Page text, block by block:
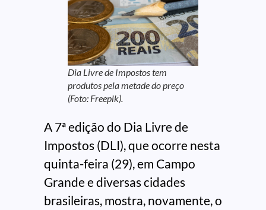
Dia Livre de Impostos tem
produtos pela metade do preço
(Foto: Freepik).
A 7ª edição do Dia Livre de
Impostos (DLI), que ocorre nesta
quinta-feira (29), em Campo
Grande e diversas cidades
brasileiras, mostra, novamente, o